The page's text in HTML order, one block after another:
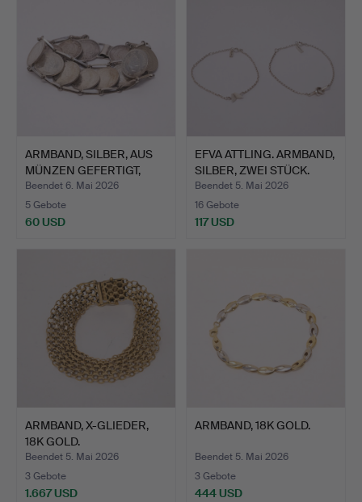
ARMBAND, SILBER, AUS
MÜNZEN GEFERTIGT,
KOL…
Beendet 6. Mai 2026
5 Gebote
60 USD
EFVA ATTLING. ARMBAND,
SILBER, ZWEI STÜCK.
Beendet 5. Mai 2026
16 Gebote
117 USD
ARMBAND, X-GLIEDER,
18K GOLD.
Beendet 5. Mai 2026
3 Gebote
1.667 USD
ARMBAND, 18K GOLD.
Beendet 5. Mai 2026
3 Gebote
444 USD